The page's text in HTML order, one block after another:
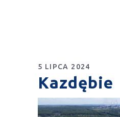
5 LIPCA 2024
Kazdębie